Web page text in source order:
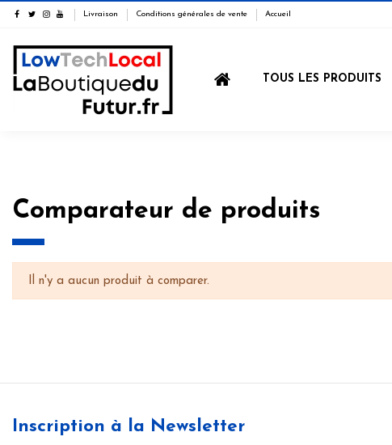
Livraison Conditions générales de vente Accueil
TOUS LES PRODUITS
Comparateur de produits
Il n'y a aucun produit à comparer.
Inscription à la Newsletter